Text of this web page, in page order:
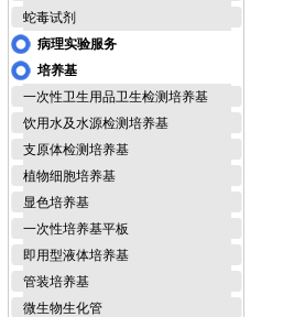
蛇毒试剂
病理实验服务
培养基
一次性卫生用品卫生检测培养基
饮用水及水源检测培养基
支原体检测培养基
植物细胞培养基
显色培养基
一次性培养基平板
即用型液体培养基
管装培养基
微生物生化管